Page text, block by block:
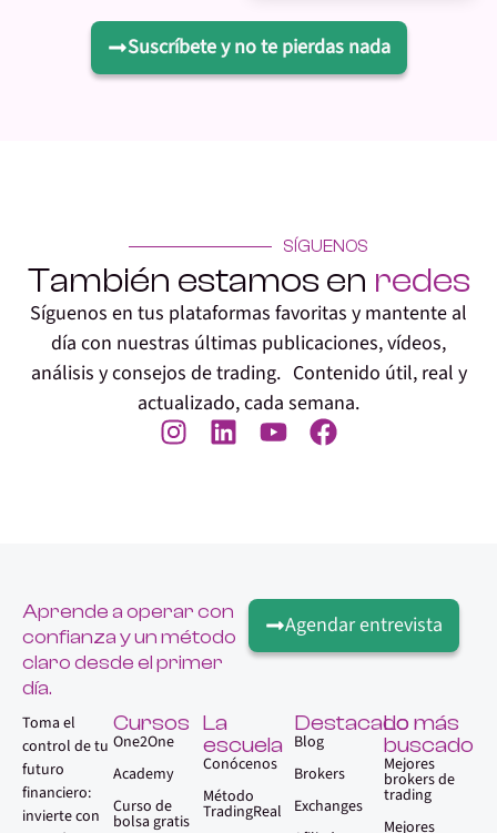
Suscríbete y no te pierdas nada
SÍGUENOS
También estamos en redes
Síguenos en tus plataformas favoritas y mantente al
día con nuestras últimas publicaciones, vídeos,
análisis y consejos de trading. Contenido útil, real y
actualizado, cada semana.
Aprende a operar con
confianza y un método
claro desde el primer
día.
Agendar entrevista
Toma el
control de tu
futuro
financiero:
invierte con
Cursos
One2One
Academy
Curso de
bolsa gratis
La
escuela
Conócenos
Método
TradingReal
Destacado
Blog
Brokers
Exchanges
Lo más
buscado
Mejores
brokers de
trading
Mejores